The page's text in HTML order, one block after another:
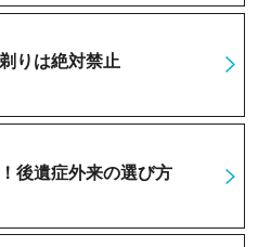
りは絶対禁止
後遺症外来の選び方